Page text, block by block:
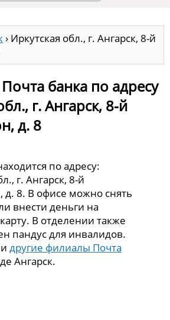
› Иркутская обл., г. Ангарск, 8-й
банка по адресу
г. Ангарск, 8-й
д. 8
по адресу:
г. Ангарск, 8-й
д. 8. В офисе можно снять
внести деньги на
В отделении также
пандус для инвалидов.
идругие филиалы Почта
Ангарск.